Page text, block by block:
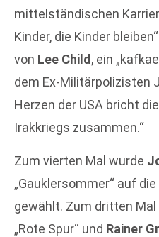
mittelständischen
Kinder, die Kinder
von Lee Child, ein
dem Ex-Militärpolizisten
Herzen der USA bricht
Irakkriegs zusammen.“
Zum vierten Mal wurde
„Gauklersommer“ auf
gewählt. Zum dritten Mal
„Rote Spur“ und Rainer